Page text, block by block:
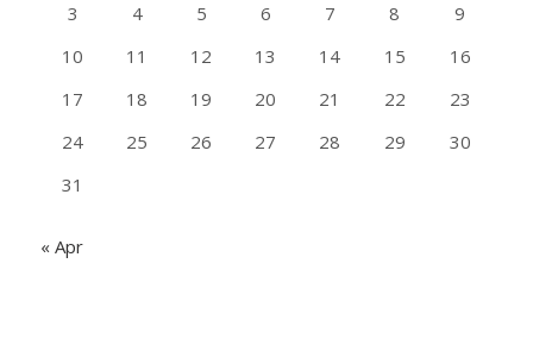
3
4 5 6 7 8
9
10
11 12 13 14 15
16
17
18 19 20 21 22
23
24
25 26 27 28 29
30
31
« Apr